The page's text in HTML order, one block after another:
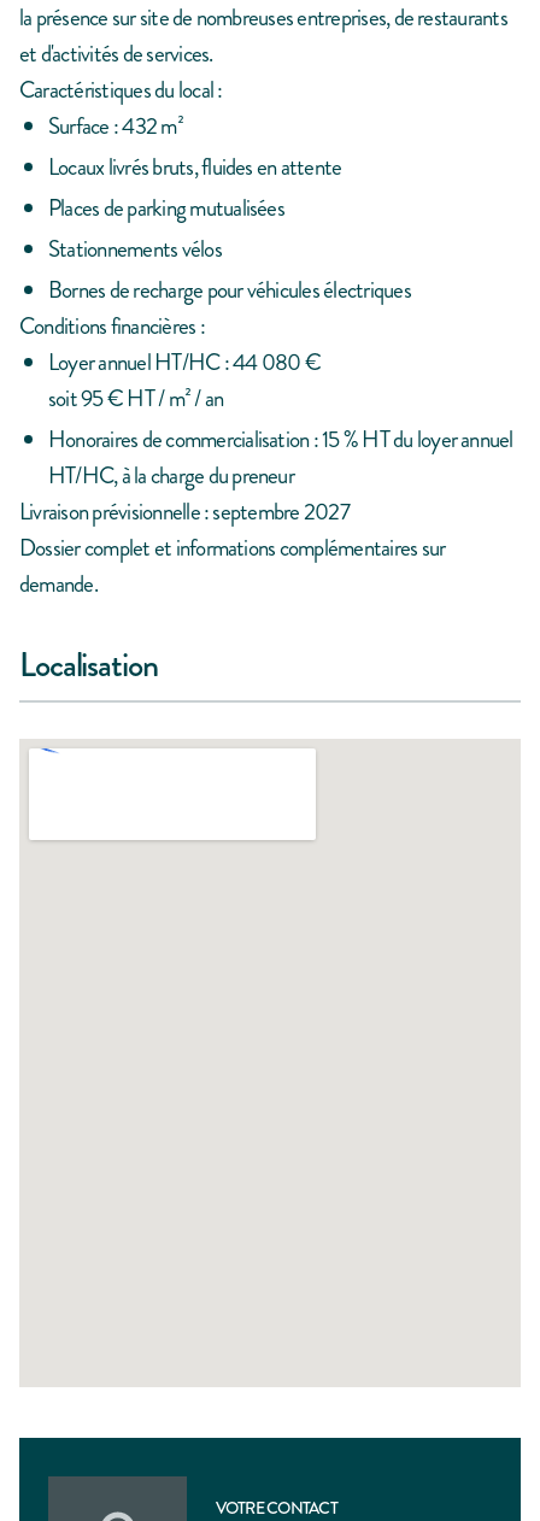
la présence sur site de nombreuses entreprises, de restaurants
et d'activités de services.
Caractéristiques du local :
Surface : 432 m²
Locaux livrés bruts, fluides en attente
Places de parking mutualisées
Stationnements vélos
Bornes de recharge pour véhicules électriques
Conditions financières :
Loyer annuel HT/HC : 44 080 €
soit 95 € HT / m² / an
Honoraires de commercialisation : 15 % HT du loyer annuel
HT/HC, à la charge du preneur
Livraison prévisionnelle : septembre 2027
Dossier complet et informations complémentaires sur
demande.
Localisation
VOTRE CONTACT